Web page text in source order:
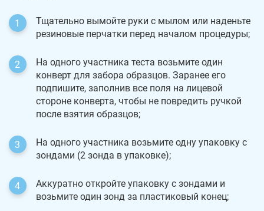
Тщательно вымойте руки с мылом или наденьте
резиновые перчатки перед началом процедуры;
На одного участника теста возьмите один
конверт для забора образцов. Заранее его
подпишите, заполнив все поля на лицевой
стороне конверта, чтобы не повредить ручкой
после взятия образцов;
На одного участника возьмите одну упаковку с
зондами (2 зонда в упаковке);
Аккуратно откройте упаковку с зондами и
возьмите один зонд за пластиковый конец;